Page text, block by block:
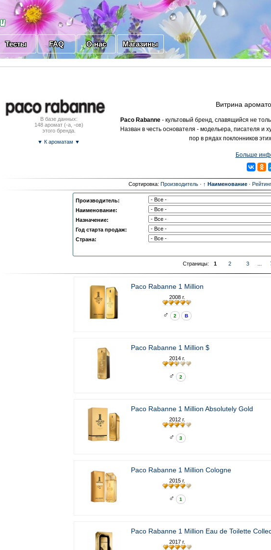
Тесты FAQ О нас Магазины
В базе данных:
148аромат (-a, -ов)
этого бренда.
▼ К ароматам ▼
Витрина
Paco Rabanne - культовый бренд, славящийся не
Назван в честь основателя - модельера, писателя
пор в рядах поклонников
Больше
Сортировка: Производитель· ↑ Наименование· Рейтинг
Производитель:
Наименование:
Назначение:
Год старта продаж:
Страна:
Страницы: 1 2 3
Paco Rabanne 1 Million
2008 г.
♂ 2 В
Paco Rabanne 1 Million $
2014 г.
♂ 2
Paco Rabanne 1 Million Absolutely Gold
2012 г.
♂ 3
Paco Rabanne 1 Million Cologne
2015 г.
♂ 1
Paco Rabanne 1 Million Eau de Toilette
2017 г.